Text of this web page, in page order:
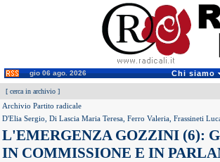
gio 06 ago. 2026 Chi siamo
[ cerca in archivio ]
Archivio Partito radicale
D'Elia Sergio, Di Lascia Maria Teresa, Ferro Valeria, Frassineti
L'EMERGENZA GOZZINI (6):
IN COMMISSIONE E IN